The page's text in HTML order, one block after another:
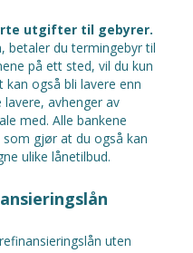
utgifter til gebyrer.
betaler du termingebyr til
på ett sted, vil du kun
også bli lavere enn
avhenger av
med. Alle bankene
gjør at du også kan
ulike lånetilbud.
uten